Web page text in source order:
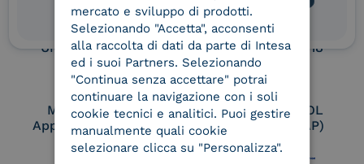
UNI EN ISO 27017 UNI EN ISO 27018
Membro Adobe
Approved Trust List
Certified PEPPOL
Access Point (AP)
mercato e sviluppo di prodotti.
Selezionando "Accetta", acconsenti
alla raccolta di dati da parte di Intesa
ed i suoi Partners. Selezionando
"Continua senza accettare" potrai
continuare la navigazione con i soli
cookie tecnici e analitici. Puoi gestire
manualmente quali cookie
selezionare clicca su "Personalizza".